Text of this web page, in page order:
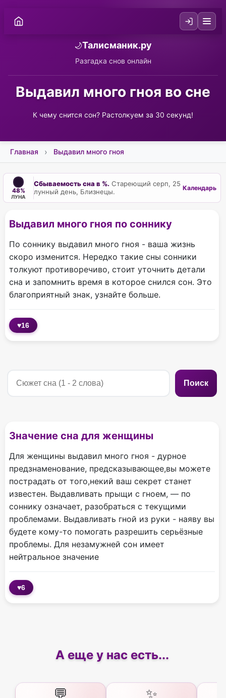
🌙Талисманик.ру
Разгадка снов онлайн
Выдавил много гноя во сне
К чему снится сон? Растолкуем за 30 секунд!
Главная Выдавил много гноя
48%
ЛУНА
Сбываемость сна в %. Стареющий серп, 25
лунный день, Близнецы.
Календарь
Выдавил много гноя по соннику
По соннику выдавил много гноя - ваша жизнь
скоро изменится. Нередко такие сны сонники
толкуют противоречиво, стоит уточнить детали
сна и запомнить время в которое снился сон. Это
благоприятный знак, узнайте больше.
♥16
Поиск
Значение сна для женщины
Для женщины выдавил много гноя - дурное
предзнаменование, предсказывающее,вы можете
пострадать от того,некий ваш секрет станет
известен. Выдавливать прыщи с гноем, — по
соннику означает, разобраться с текущими
проблемами. Выдавливать гной из руки - наяву вы
будете кому-то помогать разрешить серьёзные
проблемы. Для незамужней сон имеет
нейтральное значение
♥6
А еще у нас есть...
💬 ✨